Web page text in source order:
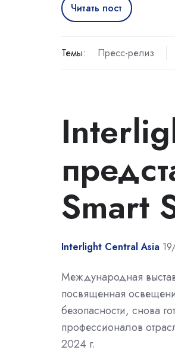
Читать пост
Темы: Пресс-релиз
Smart
Interlight Central Asia
Международная
посвященная
безопасности, снова
профессионалов
2024 г.